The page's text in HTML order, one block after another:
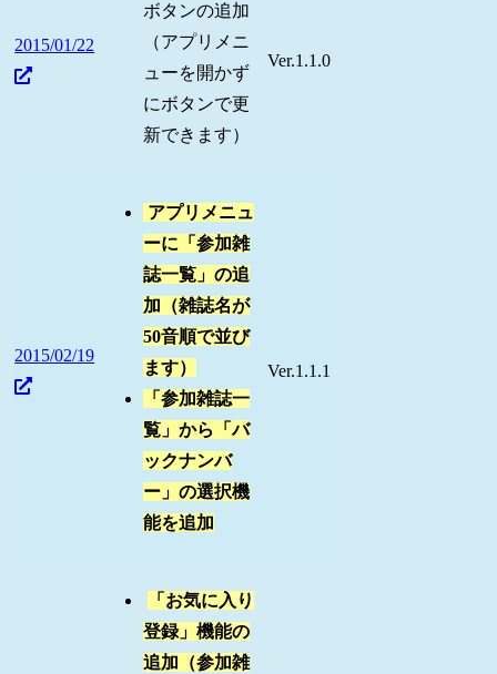
2015/01/22
ボタンの追加
（アプリメニ
ューを開かず
にボタンで更
新できます）
Ver.1.1.0
2015/02/19
アプリメニュ
ーに「参加雑
誌一覧」の追
加（雑誌名が
50音順で並び
ます）
「参加雑誌一
覧」から「バ
ックナンバ
ー」の選択機
能を追加
Ver.1.1.1
「お気に入り
登録」機能の
追加（参加雑